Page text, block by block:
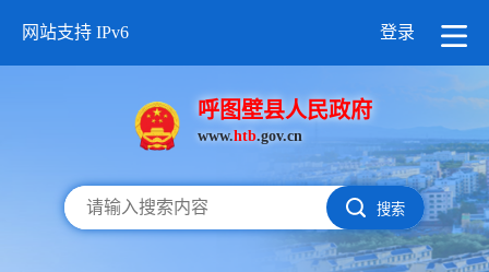
网站支持 IPv6 登录
呼图壁县人民政府
www.htb.gov.cn
搜索